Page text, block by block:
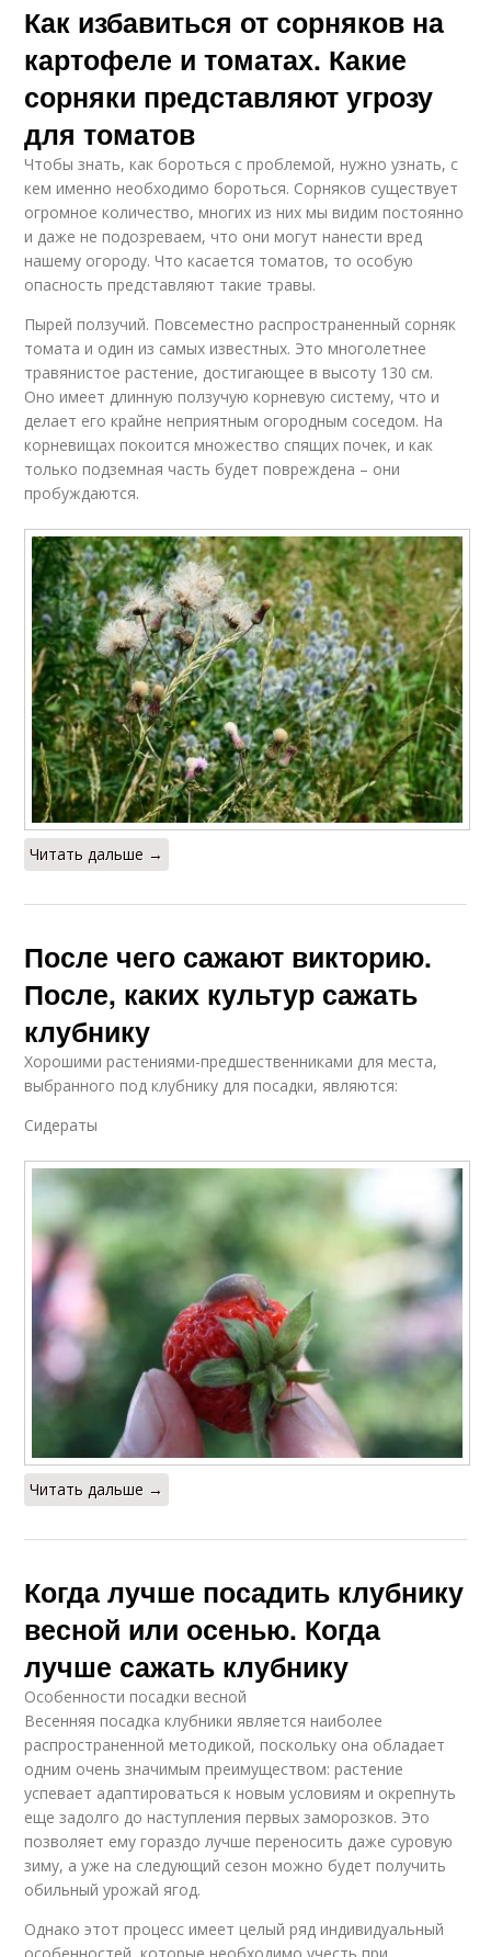
Как избавиться от сорняков на
картофеле и томатах. Какие
сорняки представляют угрозу
для томатов
Чтобы знать, как бороться с проблемой, нужно узнать, с
кем именно необходимо бороться. Сорняков существует
огромное количество, многих из них мы видим постоянно
и даже не подозреваем, что они могут нанести вред
нашему огороду. Что касается томатов, то особую
опасность представляют такие травы.
Пырей ползучий. Повсеместно распространенный сорняк
томата и один из самых известных. Это многолетнее
травянистое растение, достигающее в высоту 130 см.
Оно имеет длинную ползучую корневую систему, что и
делает его крайне неприятным огородным соседом. На
корневищах покоится множество спящих почек, и как
только подземная часть будет повреждена – они
пробуждаются.
Читать дальше →
После чего сажают викторию.
После, каких культур сажать
клубнику
Хорошими растениями-предшественниками для места,
выбранного под клубнику для посадки, являются:
Сидераты
Читать дальше →
Когда лучше посадить клубнику
весной или осенью. Когда
лучше сажать клубнику
Особенности посадки весной
Весенняя посадка клубники является наиболее
распространенной методикой, поскольку она обладает
одним очень значимым преимуществом: растение
успевает адаптироваться к новым условиям и окрепнуть
еще задолго до наступления первых заморозков. Это
позволяет ему гораздо лучше переносить даже суровую
зиму, а уже на следующий сезон можно будет получить
обильный урожай ягод.
Однако этот процесс имеет целый ряд индивидуальный